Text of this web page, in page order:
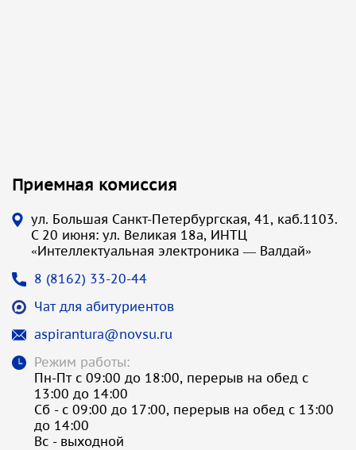
Приемная комиссия
ул. Большая Санкт-Петербургская, 41, каб.1103.
С 20 июня: ул. Великая 18а, ИНТЦ
«Интеллектуальная электроника — Валдай»
8 (8162) 33-20-44
Чат для абитуриентов
aspirantura@novsu.ru
Режим работы:
Пн-Пт с 09:00 до 18:00, перерыв на обед с
13:00 до 14:00
Сб - с 09:00 до 17:00, перерыв на обед с 13:00
до 14:00
Вс - выходной